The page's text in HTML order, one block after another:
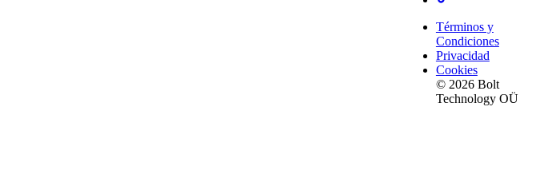
Términos y
Condiciones
Privacidad
Cookies
© 2026 Bolt
Technology OÜ